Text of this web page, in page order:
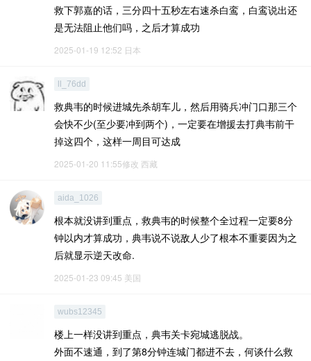
救下郭嘉的话，三分四十五秒左右速杀白鸾，白鸾说出还
是无法阻止他们吗，之后才算成功
2025-01-19 12:52 日本
ll_76dd
救典韦的时候进城先杀胡车儿，然后用骑兵冲门口那三个
会快不少(至少要冲到两个)，一定要在增援去打典韦前干
掉这四个，这样一周目可达成
2025-01-20 11:55修改 西藏
aida_1026
根本就没讲到重点，救典韦的时候整个全过程一定要8分
钟以内才算成功，典韦说不说敌人少了根本不重要因为之
后就显示逆天改命.
2025-01-23 09:45 美国
wubs12345
楼上一样没讲到重点，典韦关卡宛城逃脱战。
外面不速通，到了第8分钟连城门都进不去，何谈什么救